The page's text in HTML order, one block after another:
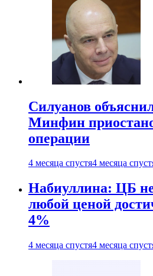
Силуанов
Минфин
операции
4 месяца спустя4 месяца
Набиуллина: ЦБ
любой ценой
4%
4 месяца спустя4 месяца